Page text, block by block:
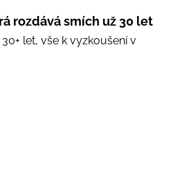
rozdává smích už 30 let
let, vše k vyzkoušení v